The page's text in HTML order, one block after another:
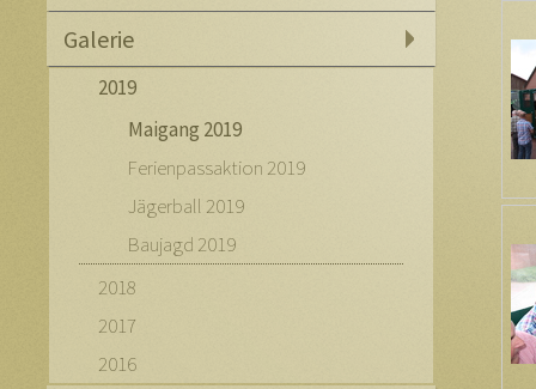
Galerie
2019
Maigang 2019
Ferienpassaktion 2019
Jägerball 2019
Baujagd 2019
2018
2017
2016